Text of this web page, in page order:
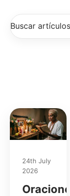
Buscar artículos
24th July
2026
Oraciones